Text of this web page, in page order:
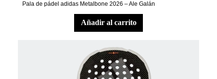
Pala de pádel adidas Metalbone 2026 – Ale Galán
añadir al carrito